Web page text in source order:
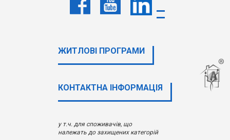
ЖИТЛОВІ ПРОГРАМИ
КОНТАКТНА ІНФОРМАЦІЯ
у т.ч. для споживачів, що
належать до захищених категорій